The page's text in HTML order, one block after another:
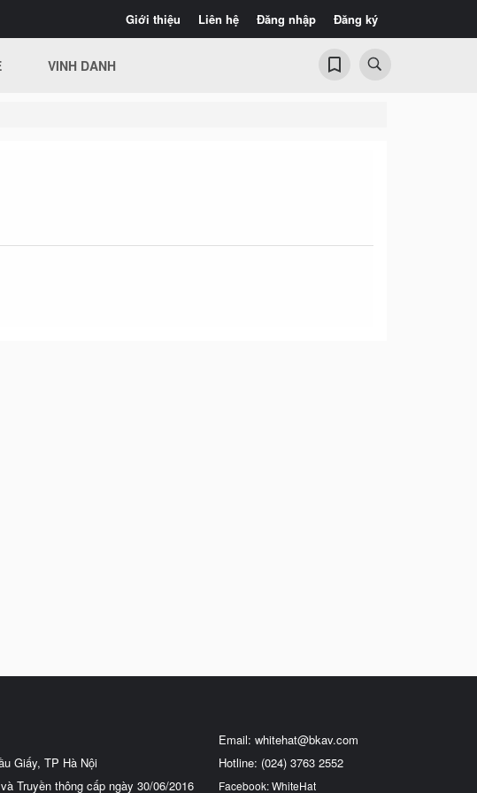
Giới thiệu Liên hệ Đăng nhập Đăng ký
VINH DANH
Giấy, TP Hà Nội
Truyền thông cấp ngày 30/06/2016
Email: whitehat@bkav.com
Hotline: (024) 3763 2552
Facebook: WhiteHat